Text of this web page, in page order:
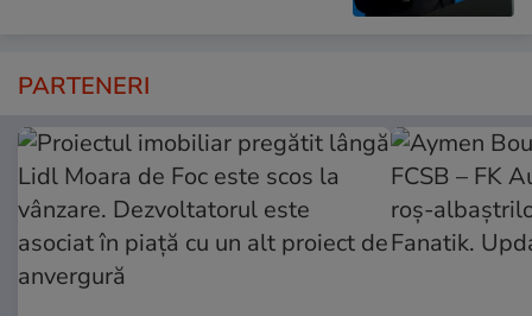
PARTENERI